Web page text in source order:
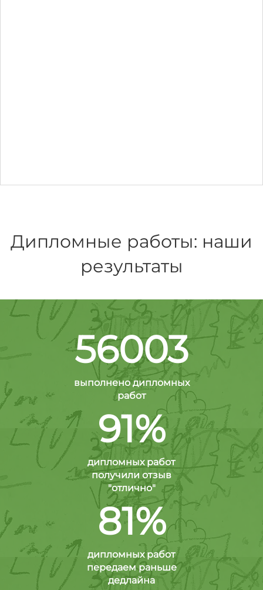
Дипломные работы: наши
результаты
56003
выполнено дипломных
работ
91%
дипломных работ
получили отзыв
"отлично"
81%
дипломных работ
передаем раньше
дедлайна